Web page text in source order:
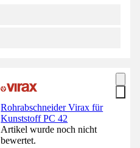
Rohrabschneider Virax für
Kunststoff PC 42
Artikel wurde noch nicht
bewertet.